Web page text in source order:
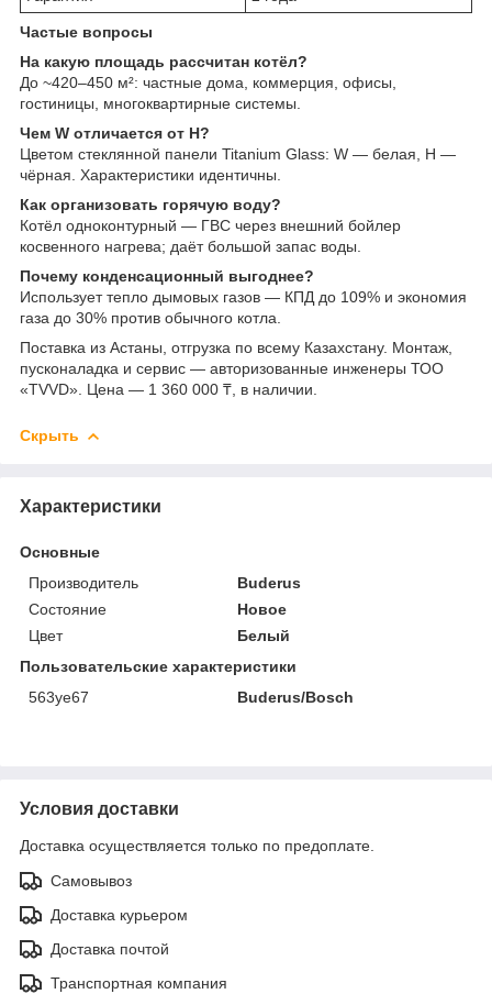
Частые вопросы
На какую площадь рассчитан котёл?
До ~420–450 м²: частные дома, коммерция, офисы,
гостиницы, многоквартирные системы.
Чем W отличается от H?
Цветом стеклянной панели Titanium Glass: W — белая, H —
чёрная. Характеристики идентичны.
Как организовать горячую воду?
Котёл одноконтурный — ГВС через внешний бойлер
косвенного нагрева; даёт большой запас воды.
Почему конденсационный выгоднее?
Использует тепло дымовых газов — КПД до 109% и экономия
газа до 30% против обычного котла.
Поставка из Астаны, отгрузка по всему Казахстану. Монтаж,
пусконаладка и сервис — авторизованные инженеры ТОО
«TVVD». Цена — 1 360 000 ₸, в наличии.
Скрыть
Характеристики
Основные
Производитель
Buderus
Состояние
Новое
Цвет
Белый
Пользовательские характеристики
563уе67
Buderus/Bosch
Условия доставки
Доставка осуществляется только по предоплате.
Самовывоз
Доставка курьером
Доставка почтой
Транспортная компания